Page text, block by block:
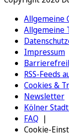
Allgemeine
Allgemeine
Impressum
RSS-Feeds
Cookies &
Newsletter
Kölner
FAQ
Cookie-